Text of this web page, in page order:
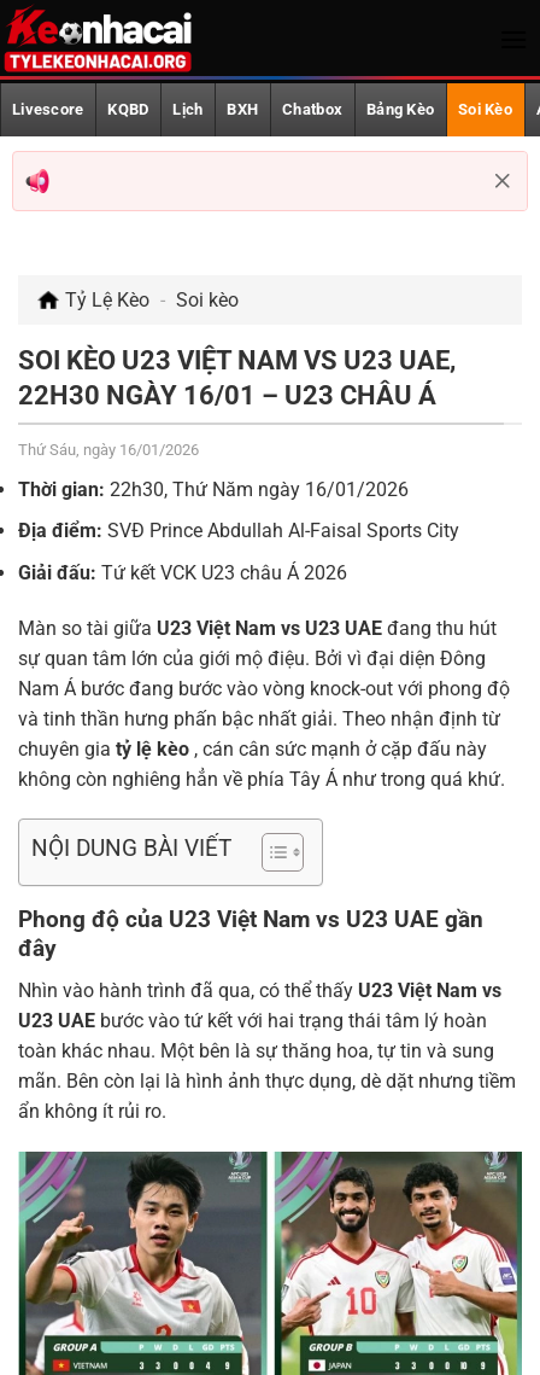
Bỏ
qua
nội
dung
Trang Chủ
Livescore
BXH
Chatbox
Bảng Kèo
Soi Kèo
AFF CUP
Livescore KQBD Lịch BXH Chatbox Bảng Kèo Soi Kèo
Tỷ Lệ Kèo - Soi kèo
SOI KÈO U23 VIỆT NAM VS U23 UAE,
22H30 NGÀY 16/01 – U23 CHÂU Á
Thứ Sáu, ngày 16/01/2026
Thời gian: 22h30, Thứ Năm ngày 16/01/2026
Địa điểm: SVĐ Prince Abdullah Al-Faisal Sports City
Giải đấu: Tứ kết VCK U23 châu Á 2026
Màn so tài giữa U23 Việt Nam vs U23 UAE đang thu hút
sự quan tâm lớn của giới mộ điệu. Bởi vì đại diện Đông
Nam Á bước đang bước vào vòng knock-out với phong độ
và tinh thần hưng phấn bậc nhất giải. Theo nhận định từ
chuyên gia tỷ lệ kèo , cán cân sức mạnh ở cặp đấu này
không còn nghiêng hẳn về phía Tây Á như trong quá khứ.
NỘI DUNG BÀI VIẾT
Phong độ của U23 Việt Nam vs U23 UAE gần
đây
Nhìn vào hành trình đã qua, có thể thấy U23 Việt Nam vs
U23 UAE bước vào tứ kết với hai trạng thái tâm lý hoàn
toàn khác nhau. Một bên là sự thăng hoa, tự tin và sung
mãn. Bên còn lại là hình ảnh thực dụng, dè dặt nhưng tiềm
ẩn không ít rủi ro.